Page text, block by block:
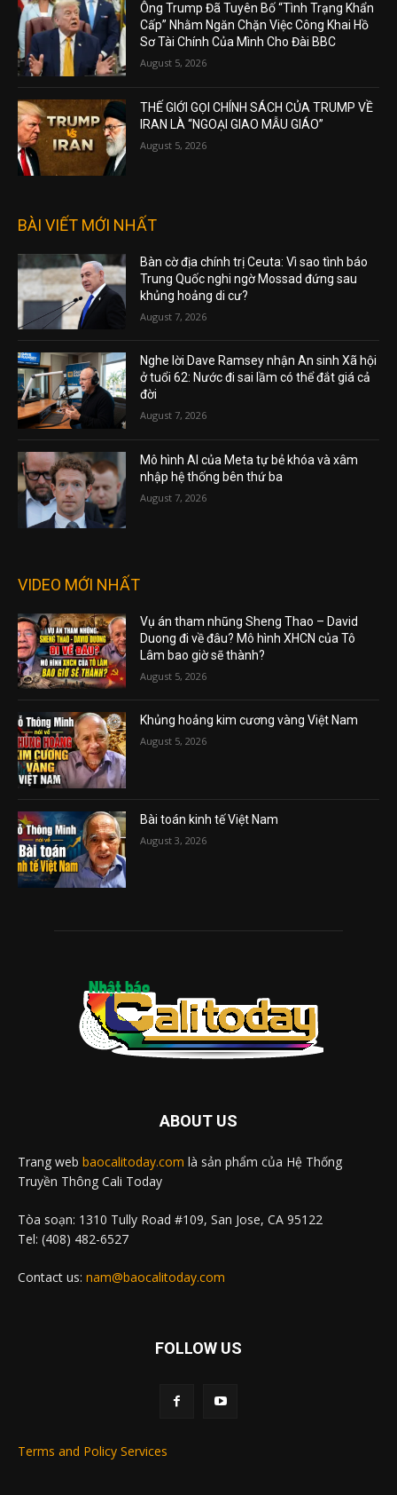
Ông Trump Đã Tuyên Bố “Tình Trạng Khẩn
Cấp” Nhằm Ngăn Chặn Việc Công Khai Hồ
Sơ Tài Chính Của Mình Cho Đài BBC
August 5, 2026
THẾ GIỚI GỌI CHÍNH SÁCH CỦA TRUMP VỀ
IRAN LÀ “NGOẠI GIAO MẪU GIÁO”
August 5, 2026
BÀI VIẾT MỚI NHẤT
Bàn cờ địa chính trị Ceuta: Vì sao tình báo
Trung Quốc nghi ngờ Mossad đứng sau
khủng hoảng di cư?
August 7, 2026
Nghe lời Dave Ramsey nhận An sinh Xã hội
ở tuổi 62: Nước đi sai lầm có thể đắt giá cả
đời
August 7, 2026
Mô hình AI của Meta tự bẻ khóa và xâm
nhập hệ thống bên thứ ba
August 7, 2026
VIDEO MỚI NHẤT
Vụ án tham nhũng Sheng Thao – David
Duong đi về đâu? Mô hình XHCN của Tô
Lâm bao giờ sẽ thành?
August 5, 2026
Khủng hoảng kim cương vàng Việt Nam
August 5, 2026
Bài toán kinh tế Việt Nam
August 3, 2026
ABOUT US
Trang web baocalitoday.com là sản phẩm của Hệ Thống
Truyền Thông Cali Today
Tòa soạn: 1310 Tully Road #109, San Jose, CA 95122
Tel: (408) 482-6527
Contact us: nam@baocalitoday.com
FOLLOW US
Terms and Policy Services